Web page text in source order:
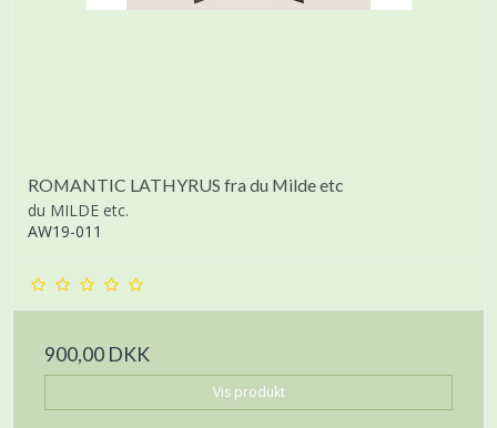
ROMANTIC LATHYRUS fra du Milde etc
du MILDE etc.
AW19-011
900,00 DKK
Vis produkt